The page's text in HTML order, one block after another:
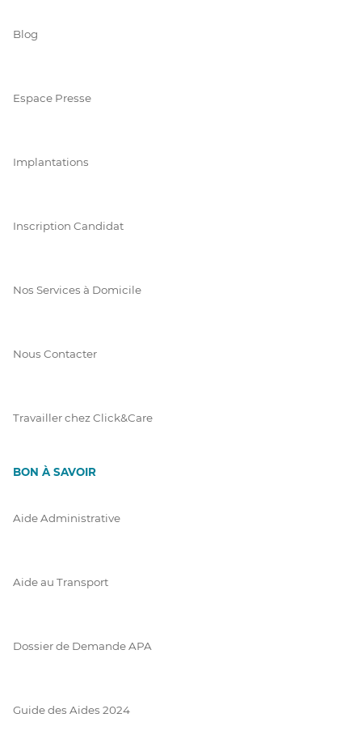
Blog
Espace Presse
Implantations
Inscription Candidat
Nos Services à Domicile
Nous Contacter
Travailler chez Click&Care
BON À SAVOIR
Aide Administrative
Aide au Transport
Dossier de Demande APA
Guide des Aides 2024